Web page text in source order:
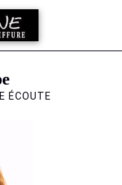
ÉCOUTE